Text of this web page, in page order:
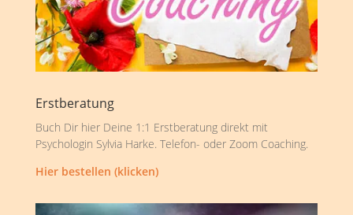
Erstberatung
Buch Dir hier Deine 1:1 Erstberatung direkt mit
Psychologin Sylvia Harke. Telefon- oder Zoom Coaching.
Hier bestellen (klicken)